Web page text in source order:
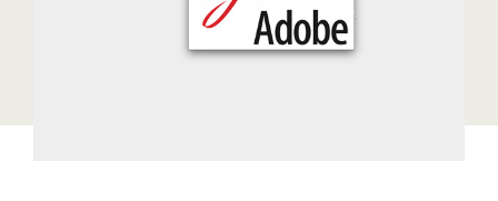
Gas Connect Austria
GBV - Verband gemeinnütziger